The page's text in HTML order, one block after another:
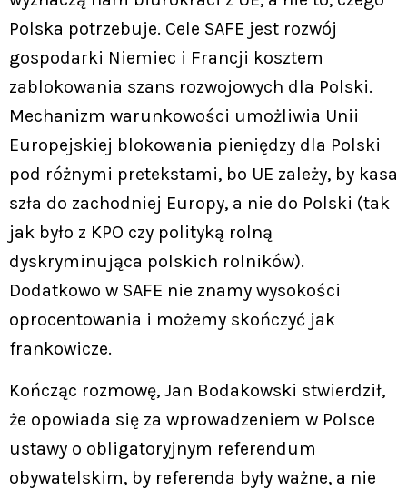
Polska potrzebuje. Cele SAFE jest rozwój
gospodarki Niemiec i Francji kosztem
zablokowania szans rozwojowych dla Polski.
Mechanizm warunkowości umożliwia Unii
Europejskiej blokowania pieniędzy dla Polski
pod różnymi pretekstami, bo UE zależy, by kasa
szła do zachodniej Europy, a nie do Polski (tak
jak było z KPO czy polityką rolną
dyskryminująca polskich rolników).
Dodatkowo w SAFE nie znamy wysokości
oprocentowania i możemy skończyć jak
frankowicze.
Kończąc rozmowę, Jan Bodakowski stwierdził,
że opowiada się za wprowadzeniem w Polsce
ustawy o obligatoryjnym referendum
obywatelskim, by referenda były ważne, a nie